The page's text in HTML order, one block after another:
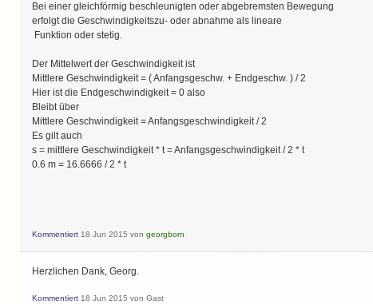
Bei einer gleichförmig beschleunigten oder abgebremsten Bewegung
erfolgt die Geschwindigkeitszu- oder abnahme als lineare
Funktion oder stetig.
Der Mittelwert der Geschwindigkeit ist
Mittlere Geschwindigkeit = ( Anfangsgeschw. + Endgeschw. ) / 2
Hier ist die Endgeschwindigkeit = 0 also
Bleibt über
Mittlere Geschwindigkeit = Anfangsgeschwindigkeit / 2
Es gilt auch
s = mittlere Geschwindigkeit * t = Anfangsgeschwindigkeit / 2 * t
0.6 m = 16.6666 / 2 * t
Kommentiert 18 Jun 2015 vongeorgborn
Herzlichen Dank, Georg.
Kommentiert 18 Jun 2015 vonGast